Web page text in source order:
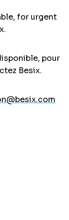
for urgent
pour
Besix.